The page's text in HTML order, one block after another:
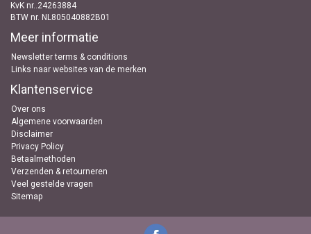
KvK nr..24263884
BTW nr. NL805040882B01
Meer informatie
Newsletter terms & conditions
Links naar websites van de merken
Klantenservice
Over ons
Algemene voorwaarden
Disclaimer
Privacy Policy
Betaalmethoden
Verzenden & retourneren
Veel gestelde vragen
Sitemap